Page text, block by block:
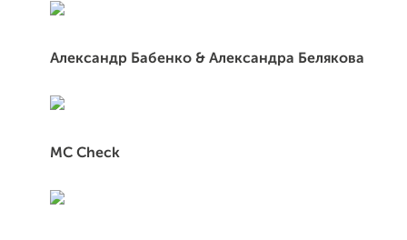
Александр Бабенко & Александра Белякова
MC Check